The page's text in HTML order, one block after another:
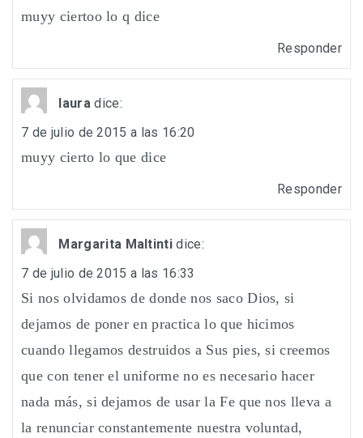
muyy ciertoo lo q dice
Responder
laura dice:
7 de julio de 2015 a las 16:20
muyy cierto lo que dice
Responder
Margarita Maltinti dice:
7 de julio de 2015 a las 16:33
Si nos olvidamos de donde nos saco Dios, si
dejamos de poner en practica lo que hicimos
cuando llegamos destruidos a Sus pies, si creemos
que con tener el uniforme no es necesario hacer
nada más, si dejamos de usar la Fe que nos lleva a
la renunciar constantemente nuestra voluntad,